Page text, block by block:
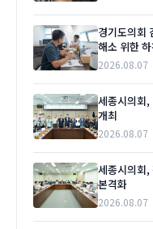
경기도의회
해소 위한
2026.08.07
세종시의회,
개최
2026.08.07
세종시의회,
본격화
2026.08.07